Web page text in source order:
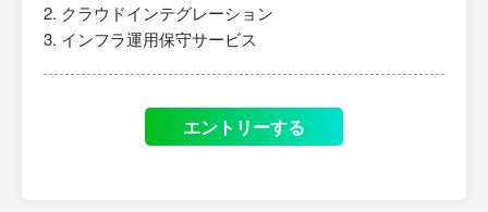
クラウドインテグレーション
インフラ運用保守サービス
エントリーする